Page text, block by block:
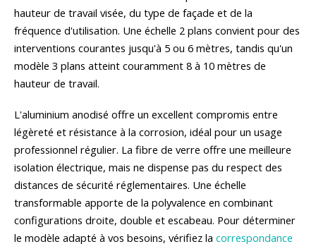
hauteur de travail visée, du type de façade et de la
fréquence d'utilisation. Une échelle 2 plans convient pour des
interventions courantes jusqu'à 5 ou 6 mètres, tandis qu'un
modèle 3 plans atteint couramment 8 à 10 mètres de
hauteur de travail.
L'aluminium anodisé offre un excellent compromis entre
légèreté et résistance à la corrosion, idéal pour un usage
professionnel régulier. La fibre de verre offre une meilleure
isolation électrique, mais ne dispense pas du respect des
distances de sécurité réglementaires. Une échelle
transformable apporte de la polyvalence en combinant
configurations droite, double et escabeau. Pour déterminer
le modèle adapté à vos besoins, vérifiez la correspondance